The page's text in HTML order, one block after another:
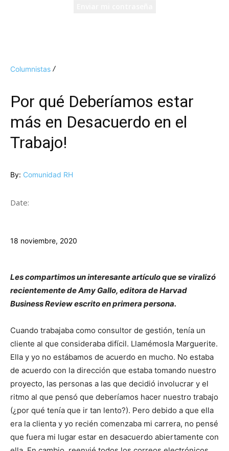
Columnistas
Por qué Deberíamos estar
más en Desacuerdo en el
Trabajo!
By: Comunidad RH
Date:
18 noviembre, 2020
Les compartimos un interesante artículo que se viralizó
recientemente de Amy Gallo, editora de Harvad
Business Review escrito en primera persona.
Cuando trabajaba como consultor de gestión, tenía un
cliente al que consideraba difícil. Llamémosla Marguerite.
Ella y yo no estábamos de acuerdo en mucho. No estaba
de acuerdo con la dirección que estaba tomando nuestro
proyecto, las personas a las que decidió involucrar y el
ritmo al que pensó que deberíamos hacer nuestro trabajo
(¿por qué tenía que ir tan lento?). Pero debido a que ella
era la clienta y yo recién comenzaba mi carrera, no pensé
que fuera mi lugar estar en desacuerdo abiertamente con